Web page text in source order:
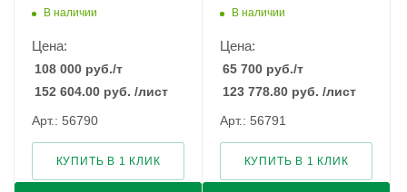
В наличии
Цена:
108 000 руб./т
152 604.00 руб. /лист
Арт.: 56790
КУПИТЬ В 1 КЛИК
В наличии
Цена:
65 700 руб./т
123 778.80 руб. /лист
Арт.: 56791
КУПИТЬ В 1 КЛИК